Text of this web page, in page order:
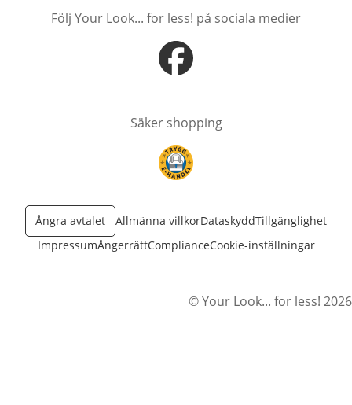
Följ Your Look... for less! på sociala medier
öppnas i nytt fönster
Säker shopping
öppnas i nytt fönster
Ångra avtalet Allmänna villkorDataskyddTillgänglighet
ImpressumÅngerrättComplianceCookie-inställningar
© Your Look... for less! 2026